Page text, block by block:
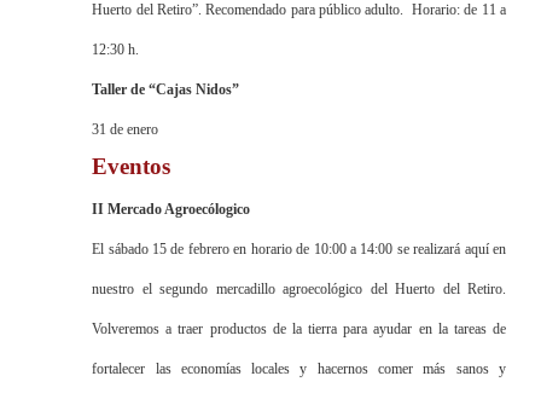
Huerto del Retiro”. Recomendado para público adulto. Horario: de 11 a
12:30 h.
Taller de “Cajas Nidos”
31 de enero
Eventos
II Mercado Agroecólogico
El sábado 15 de febrero en horario de 10:00 a 14:00 se realizará aquí en
nuestro el segundo mercadillo agroecológico del Huerto del Retiro.
Volveremos a traer productos de la tierra para ayudar en la tareas de
fortalecer las economías locales y hacernos comer más sanos y